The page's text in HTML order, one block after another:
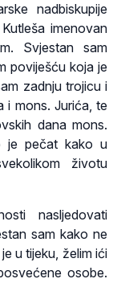
nadbiskupije
imenovan
Svjestan sam
poviješću koja je
zadnju trojicu i
i mons. Jurića, te
dana mons.
je pečat kako u
životu
nasljedovati
sam kako ne
u tijeku, želim ići
osobe.